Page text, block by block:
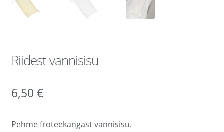
Riidest vannisisu
6,50 €
Pehme froteekangast vannisisu.